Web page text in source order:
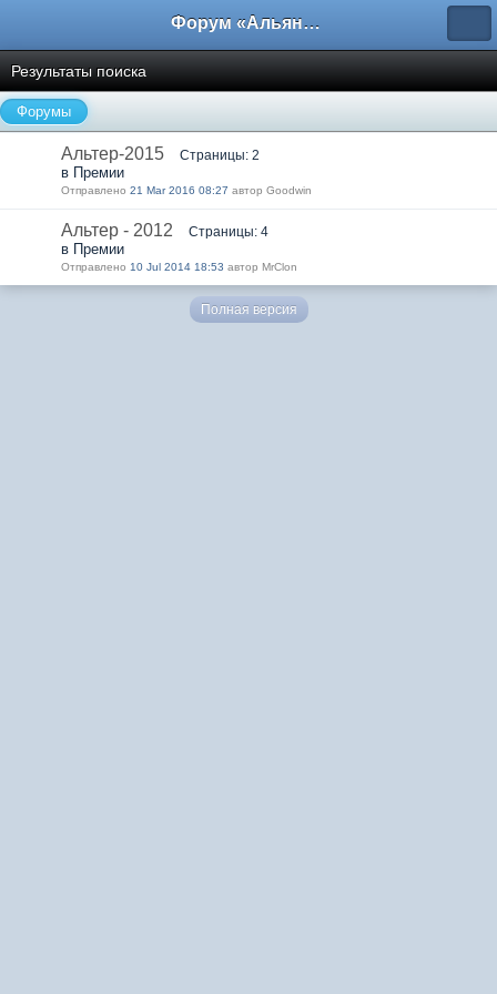
Форум «Альянса вольных переводчиков»
Результаты поиска
Форумы
Альтер-2015 Страницы: 2
в Премии
Отправлено 21 Mar 2016 08:27 автор Goodwin
Альтер - 2012 Страницы: 4
в Премии
Отправлено 10 Jul 2014 18:53 автор MrClon
Полная версия